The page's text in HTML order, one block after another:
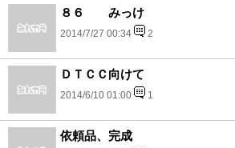
８６ みっけ
2014/7/27 00:34 2
ＤＴＣＣ向けて
2014/6/10 01:00 1
依頼品、完成